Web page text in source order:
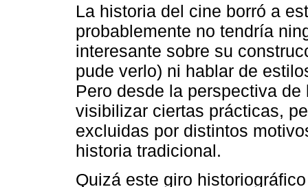
La historia del cine borró a
probablemente no tendría
interesante sobre su
pude verlo) ni hablar de
Pero desde la perspectiva
visibilizar ciertas prácticas,
excluidas por distintos
historia tradicional.
Quizá este giro